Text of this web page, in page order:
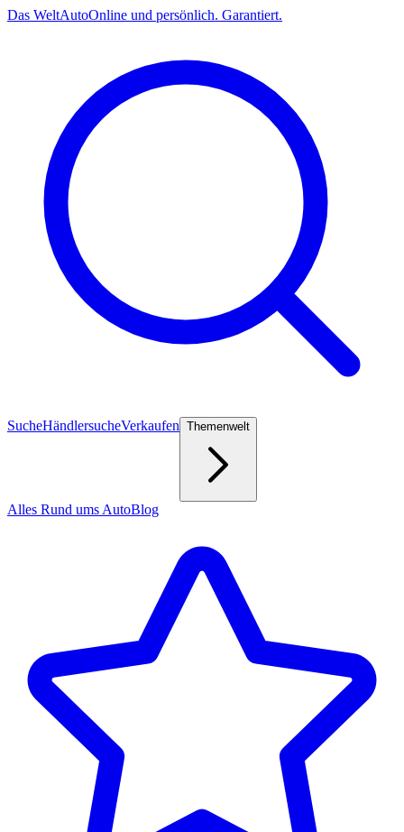
Das WeltAutoOnline und persönlich. Garantiert.
SucheHändlersucheVerkaufen Themenwelt
Alles Rund ums AutoBlog